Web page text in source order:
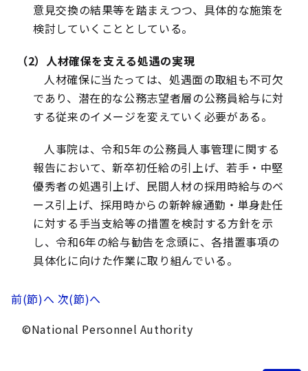
意見交換の結果等を踏まえつつ、具体的な施策を
検討していくこととしている。
（2）人材確保を支える処遇の実現
人材確保に当たっては、処遇面の取組も不可欠
であり、潜在的な公務志望者層の公務員給与に対
する従来のイメージを変えていく必要がある。
人事院は、令和5年の公務員人事管理に関する
報告において、新卒初任給の引上げ、若手・中堅
優秀者の処遇引上げ、民間人材の採用時給与のベ
ース引上げ、採用時からの新幹線通勤・単身赴任
に対する手当支給等の措置を検討する方針を示
し、令和6年の給与勧告を念頭に、各措置事項の
具体化に向けた作業に取り組んでいる。
前(節)へ 次(節)へ
©National Personnel Authority